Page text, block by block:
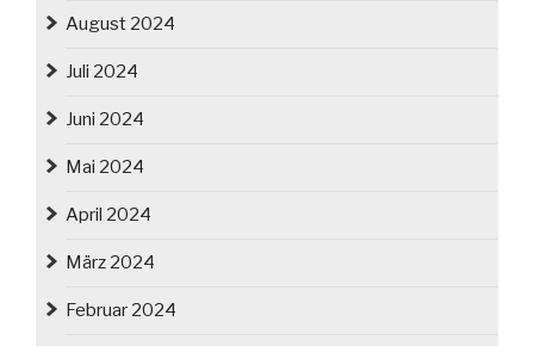
August 2024
Juli 2024
Juni 2024
Mai 2024
April 2024
März 2024
Februar 2024